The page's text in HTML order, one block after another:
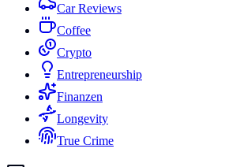
Car Reviews
Coffee
Crypto
Entrepreneurship
Finanzen
Longevity
True Crime